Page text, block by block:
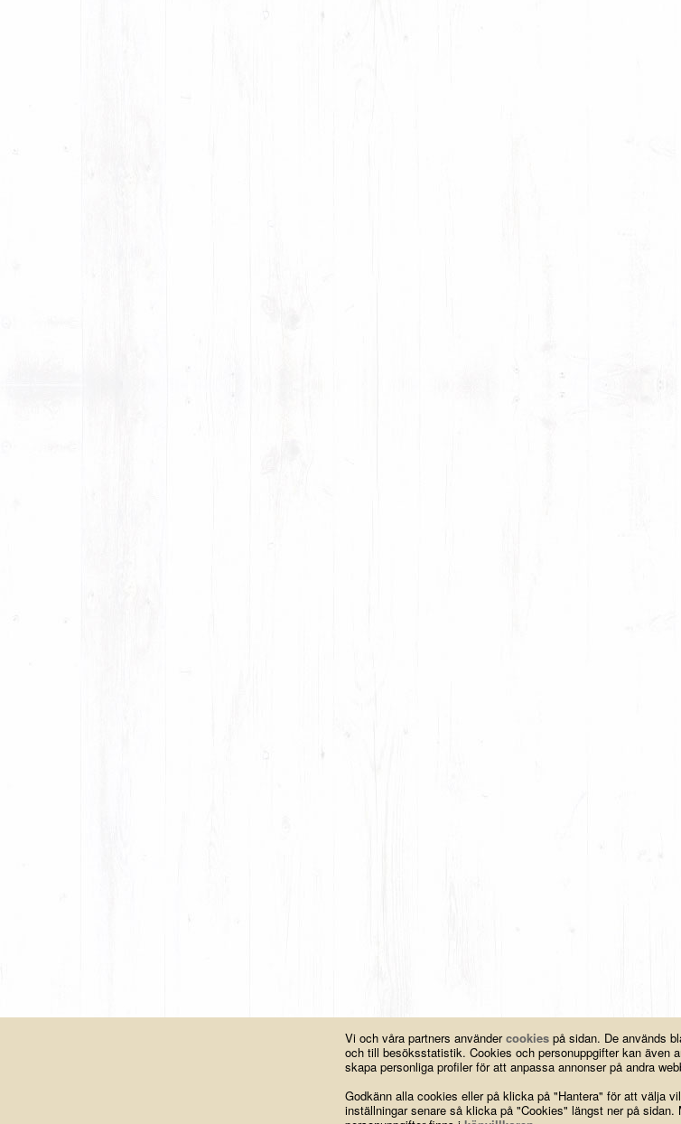
Vi och våra partners användercookies på sidan. De används
och till besöksstatistik. Cookies och personuppgifter kan även
skapa personliga profiler för att anpassa annonser på andra
Godkänn alla cookies eller på klicka på "Hantera" för att välja
inställningar senare så klicka på "Cookies" längst ner på sidan.